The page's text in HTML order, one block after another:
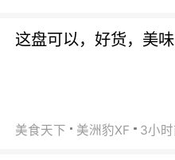
这盘可以，好货，美味
美食天下 美洲豹XF 3小